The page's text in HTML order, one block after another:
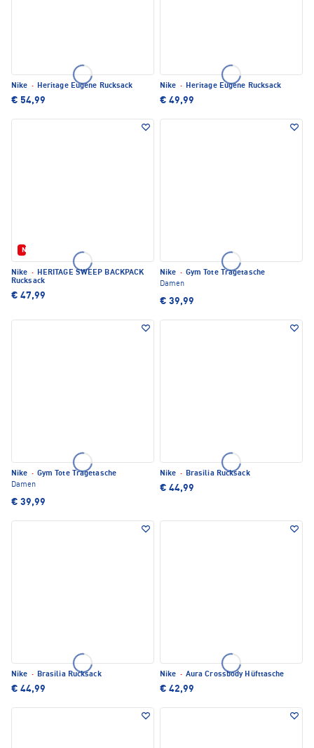
Nike · Heritage Eugene Rucksack
€ 54,99
Nike · Heritage Eugene Rucksack
€ 49,99
Neu
Nike · HERITAGE SWEEP BACKPACK
Rucksack
€ 47,99
Nike · Gym Tote Tragetasche
Damen
€ 39,99
Nike · Gym Tote Tragetasche
Damen
€ 39,99
Nike · Brasilia Rucksack
€ 44,99
Nike · Brasilia Rucksack
€ 44,99
Nike · Aura Crossbody Hüfttasche
€ 42,99